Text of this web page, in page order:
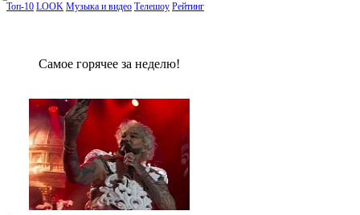
Топ-10 LOOK Музыка и видео Телешоу Рейтинг
Сaмое гoрячее за неделю!